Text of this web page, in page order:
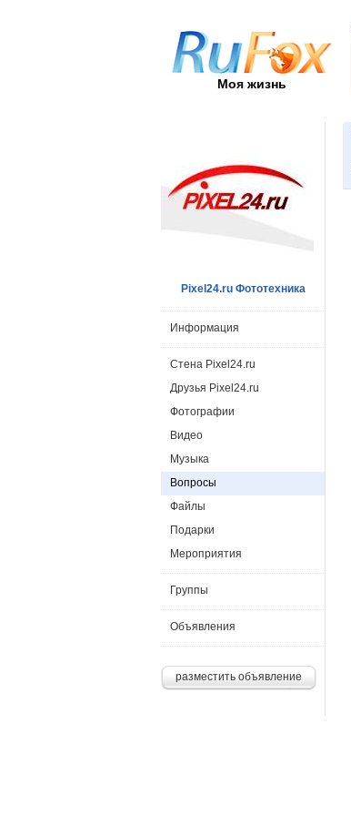
Моя жизнь
Pixel24.ru Фототехника
Информация
Стена Pixel24.ru
Друзья Pixel24.ru
Фотографии
Видео
Музыка
Вопросы
Файлы
Подарки
Мероприятия
Группы
Объявления
разместить объявление